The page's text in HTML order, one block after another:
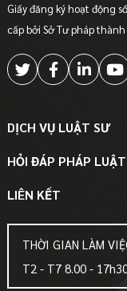
Giấy đăng ký hoạt động
cấp bởi Sở Tư pháp thành
DỊCH VỤ LUẬT SƯ
HỎI ĐÁP PHÁP LUẬT
LIÊN KẾT
THỜI GIAN LÀM
T2 - T7 8.00 -